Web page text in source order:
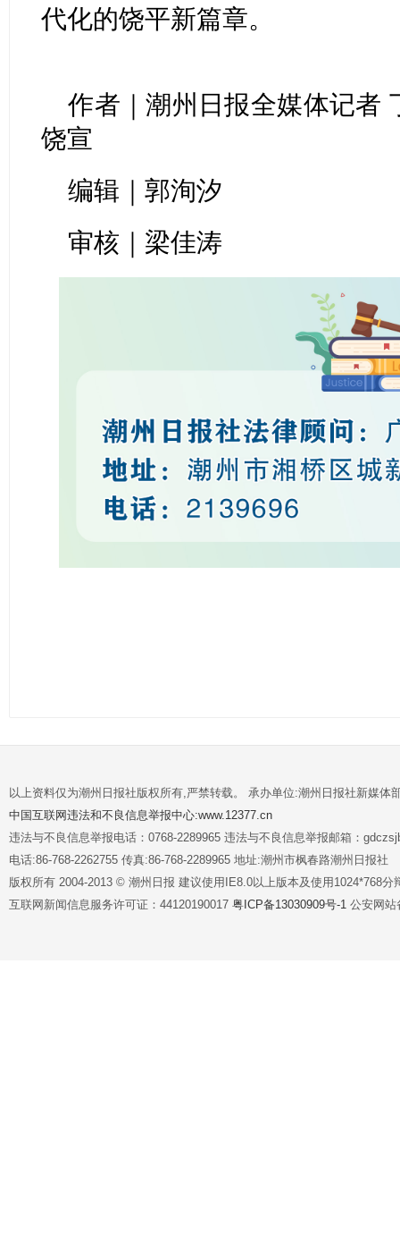
代化的饶平新篇章。
作者｜潮州日报全媒体记者
饶宣
编辑｜郭洵汐
审核｜梁佳涛
以上资料仅为潮州日报社版权所有,严禁转载。 承办单位:潮州日报社新媒体
中国互联网违法和不良信息举报中心:www.12377.cn
违法与不良信息举报电话：0768-2289965 违法与不良信息举报邮箱：
电话:86-768-2262755 传真:86-768-2289965 地址:潮州市枫春路潮州日报社
版权所有 2004-2013 © 潮州日报 建议使用IE8.0以上版本及使用1024*768分
互联网新闻信息服务许可证：44120190017 粤ICP备13030909号-1 公安网站